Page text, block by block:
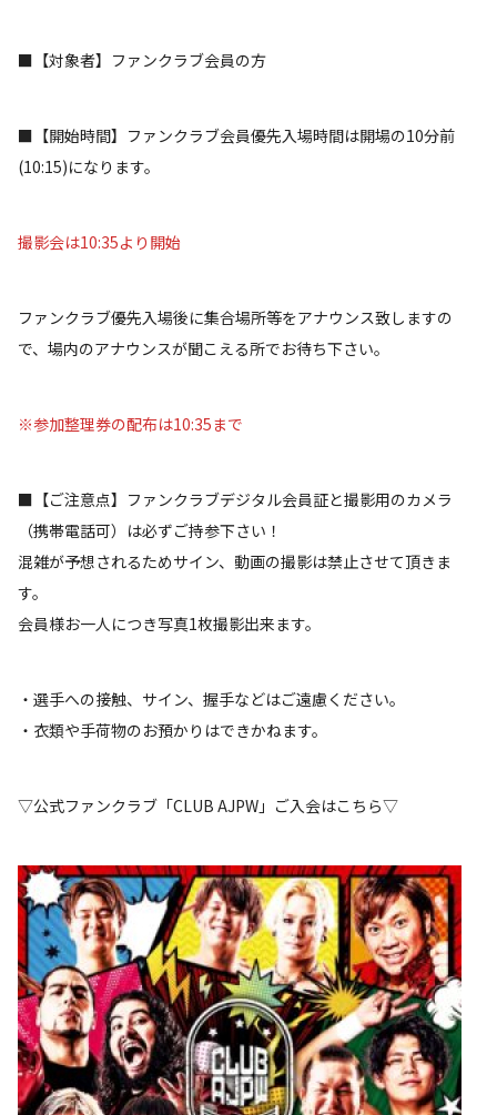
■【対象者】ファンクラブ会員の方
■【開始時間】ファンクラブ会員優先入場時間は開場の10分前
(10:15)になります。
撮影会は10:35より開始
ファンクラブ優先入場後に集合場所等をアナウンス致しますの
で、場内のアナウンスが聞こえる所でお待ち下さい。
※参加整理券の配布は10:35まで
■【ご注意点】ファンクラブデジタル会員証と撮影用のカメラ
（携帯電話可）は必ずご持参下さい！
混雑が予想されるためサイン、動画の撮影は禁止させて頂きま
す。
会員様お一人につき写真1枚撮影出来ます。
・選手への接触、サイン、握手などはご遠慮ください。
・衣類や手荷物のお預かりはできかねます。
▽公式ファンクラブ「CLUB AJPW」ご入会はこちら▽